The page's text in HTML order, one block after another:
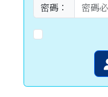
密碼：